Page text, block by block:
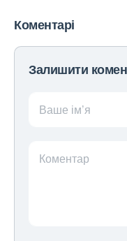
Коментарі
Залишити
Ваше ім’я
Коментар